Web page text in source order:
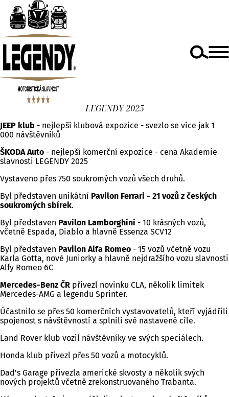
LEGENDY 2025
JEEP klub - nejlepší klubová expozice - svezlo se více jak 1
000 návštěvníků
ŠKODA Auto - nejlepší komerční expozice - cena Akademie
slavnosti LEGENDY 2025
Vystaveno přes 750 soukromých vozů všech druhů.
Byl představen unikátní Pavilon Ferrari - 21 vozů z českých
soukromých sbírek.
Byl představen Pavilon Lamborghini - 10 krásných vozů,
včetně Espada, Diablo a hlavně Essenza SCV12
Byl představen Pavilon Alfa Romeo - 15 vozů včetně vozu
Karla Gotta, nové Juniorky a hlavně nejdražšího vozu slavnosti
Alfy Romeo 6C
Mercedes-Benz ČR přivezl novinku CLA, několik limitek
Mercedes-AMG a legendu Sprinter.
Účastnilo se přes 50 komerčních vystavovatelů, kteří vyjádřili
spojenost s návštěvností a splnili své nastavené cíle.
Land Rover klub vozil návštěvníky ve svých speciálech.
Honda klub přivezl přes 50 vozů a motocyklů.
Dad's Garage přivezla americké skvosty a několik svých
nových projektů včetně zrekonstruovaného Trabanta.